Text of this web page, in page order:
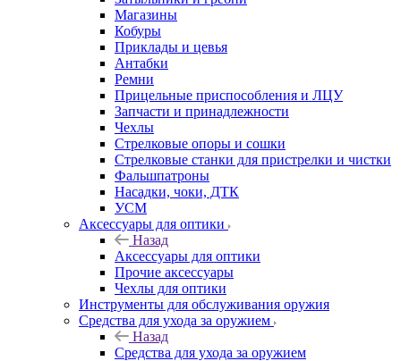
Магазины
Кобуры
Приклады и цевья
Антабки
Ремни
Прицельные приспособления и ЛЦУ
Запчасти и принадлежности
Чехлы
Стрелковые опоры и сошки
Стрелковые станки для пристрелки и чистки
Фальшпатроны
Насадки, чоки, ДТК
УСМ
Аксессуары для оптики
Назад
Аксессуары для оптики
Прочие аксессуары
Чехлы для оптики
Инструменты для обслуживания оружия
Средства для ухода за оружием
Назад
Средства для ухода за оружием